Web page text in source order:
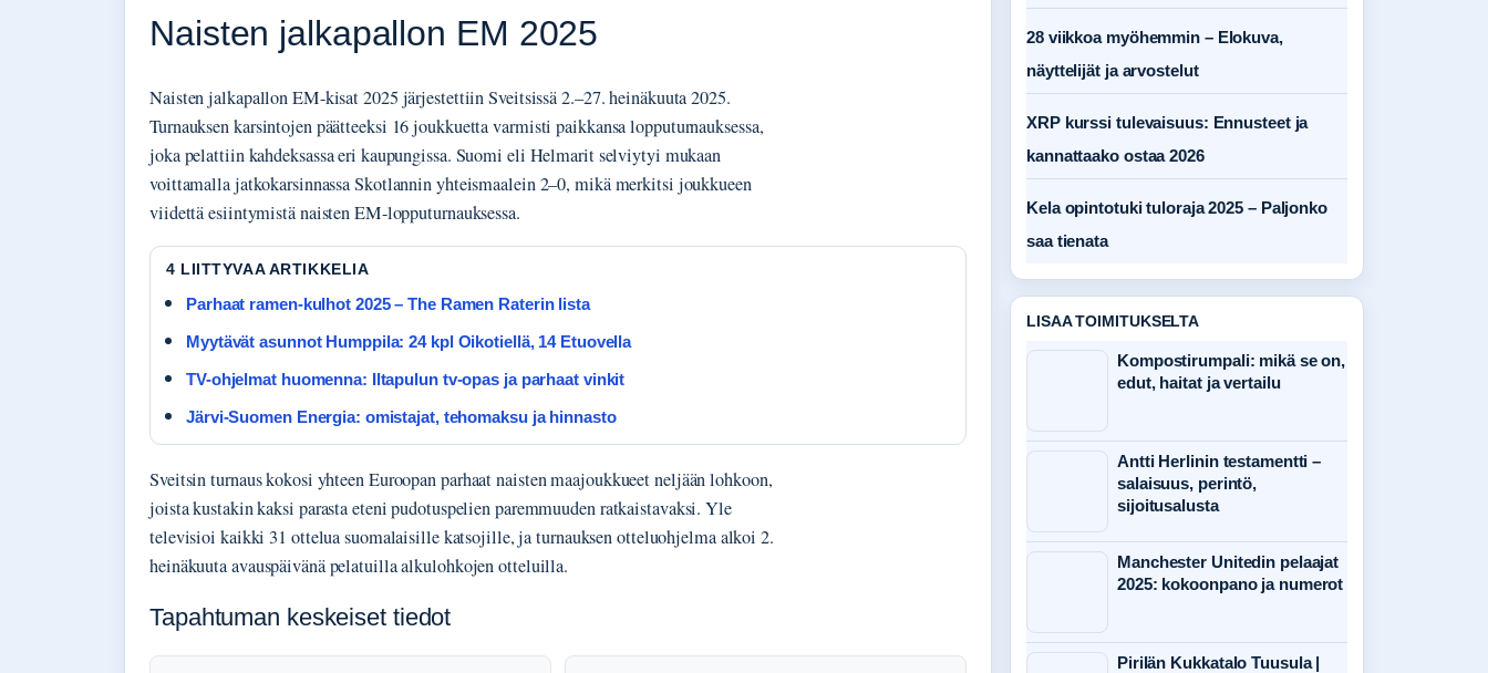
Naisten jalkapallon EM 2025
Naisten jalkapallon EM-kisat 2025 järjestettiin Sveitsissä 2.–27. heinäkuuta 2025.
Turnauksen karsintojen päätteeksi 16 joukkuetta varmisti paikkansa lopputurnauksessa,
joka pelattiin kahdeksassa eri kaupungissa. Suomi eli Helmarit selviytyi mukaan
voittamalla jatkokarsinnassa Skotlannin yhteismaalein 2–0, mikä merkitsi joukkueen
viidettä esiintymistä naisten EM-lopputurnauksessa.
4 LIITTYVAA ARTIKKELIA
Parhaat ramen-kulhot 2025 – The Ramen Raterin lista
Myytävät asunnot Humppila: 24 kpl Oikotiellä, 14 Etuovella
TV-ohjelmat huomenna: Iltapulun tv-opas ja parhaat vinkit
Järvi-Suomen Energia: omistajat, tehomaksu ja hinnasto
Sveitsin turnaus kokosi yhteen Euroopan parhaat naisten maajoukkueet neljään lohkoon,
joista kustakin kaksi parasta eteni pudotuspelien paremmuuden ratkaistavaksi. Yle
televisioi kaikki 31 ottelua suomalaisille katsojille, ja turnauksen otteluohjelma alkoi 2.
heinäkuuta avauspäivänä pelatuilla alkulohkojen otteluilla.
Tapahtuman keskeiset tiedot
28 viikkoa myöhemmin – Elokuva,
näyttelijät ja arvostelut
XRP kurssi tulevaisuus: Ennusteet ja
kannattaako ostaa 2026
Kela opintotuki tuloraja 2025 – Paljonko
saa tienata
LISAA TOIMITUKSELTA
Kompostirumpali: mikä se on,
edut, haitat ja vertailu
Antti Herlinin testamentti –
salaisuus, perintö,
sijoitusalusta
Manchester Unitedin pelaajat
2025: kokoonpano ja numerot
Pirilän Kukkatalo Tuusula |